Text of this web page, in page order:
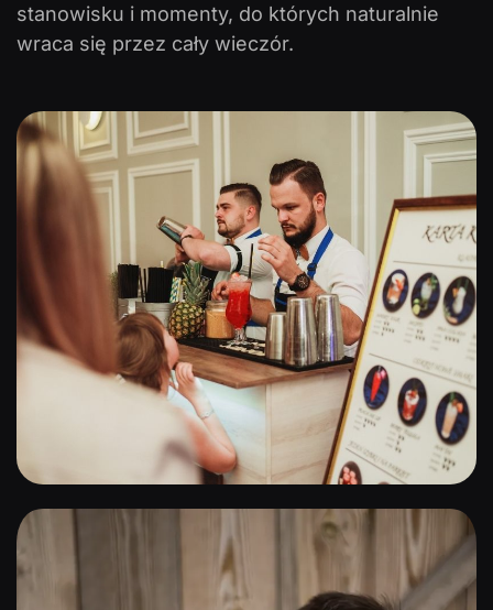
stanowisku i momenty, do których naturalnie
wraca się przez cały wieczór.